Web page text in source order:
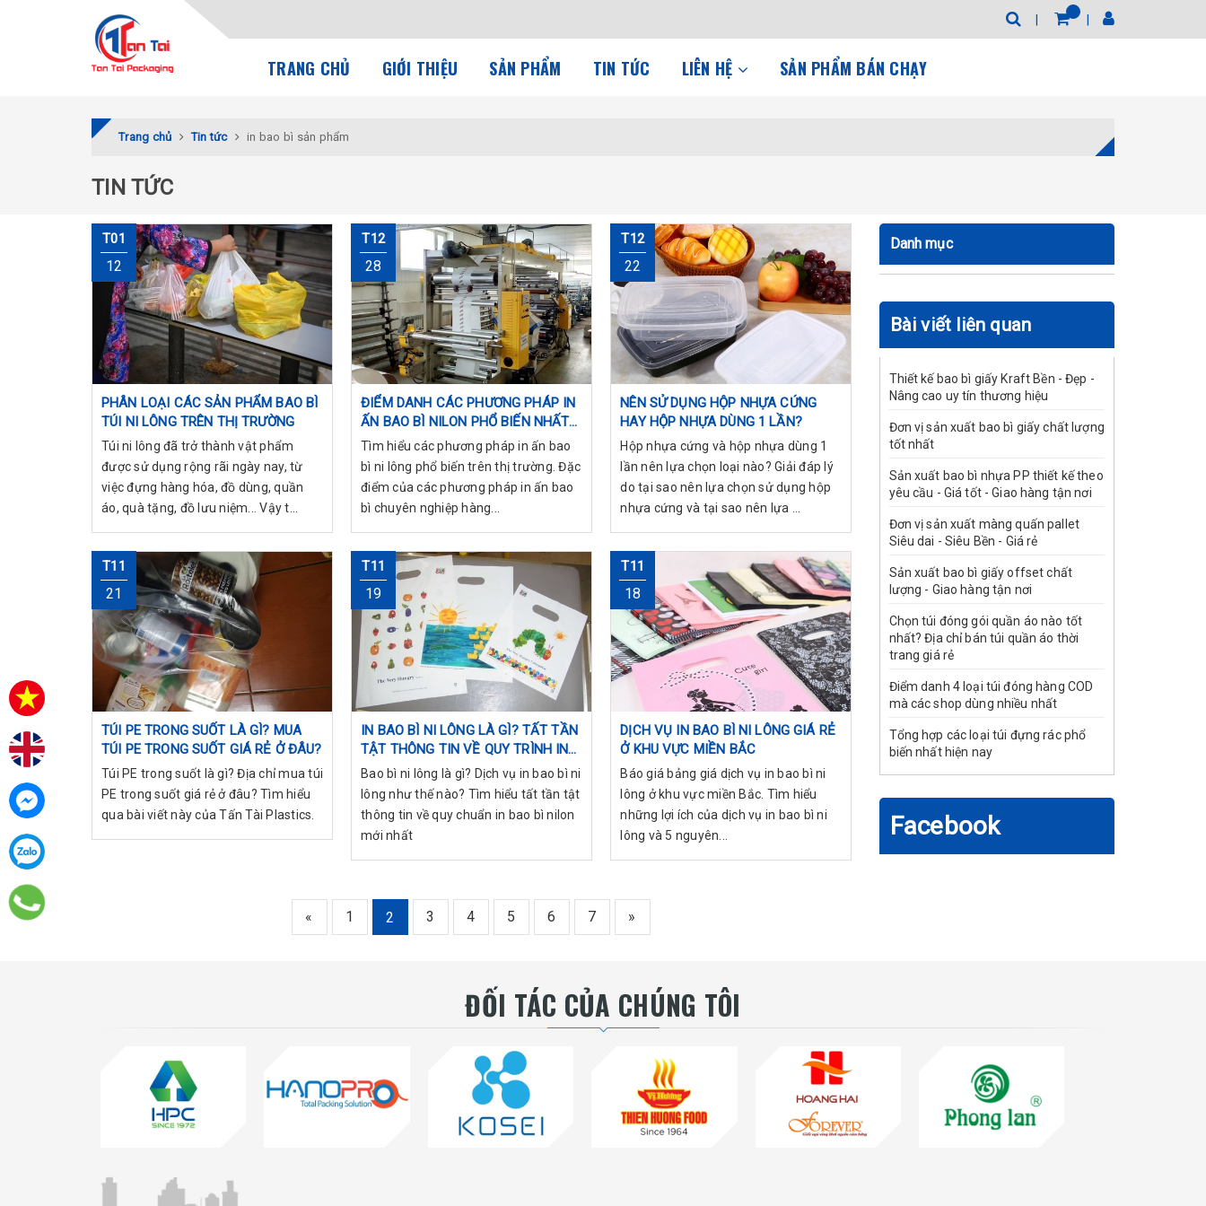
TRANG CHỦ GIỚI THIỆU SẢN PHẨM TIN TỨC LIÊN HỆ SẢN PHẨM BÁN CHẠY
Trang chủ Tin tức in bao bì sản phẩm
TIN TỨC
T01
12
PHÂN LOẠI CÁC SẢN PHẨM BAO BÌ
TÚI NI LÔNG TRÊN THỊ TRƯỜNG
Túi ni lông đã trở thành vật phẩm
được sử dụng rộng rãi ngày nay, từ
việc đựng hàng hóa, đồ dùng, quần
áo, quà tặng, đồ lưu niệm... Vậy t...
T12
28
ĐIỂM DANH CÁC PHƯƠNG PHÁP IN
ẤN BAO BÌ NILON PHỔ BIẾN NHẤT
NGÀY NAY
Tìm hiểu các phương pháp in ấn bao
bì ni lông phổ biến trên thị trường. Đặc
điểm của các phương pháp in ấn bao
bì chuyên nghiệp hàng...
T12
22
NÊN SỬ DỤNG HỘP NHỰA CỨNG
HAY HỘP NHỰA DÙNG 1 LẦN?
Hộp nhựa cứng và hộp nhựa dùng 1
lần nên lựa chọn loại nào? Giải đáp lý
do tại sao nên lựa chọn sử dụng hộp
nhựa cứng và tại sao nên lựa ...
T11
21
TÚI PE TRONG SUỐT LÀ GÌ? MUA
TÚI PE TRONG SUỐT GIÁ RẺ Ở ĐÂU?
Túi PE trong suốt là gì? Địa chỉ mua túi
PE trong suốt giá rẻ ở đâu? Tìm hiểu
qua bài viết này của Tấn Tài Plastics.
T11
19
IN BAO BÌ NI LÔNG LÀ GÌ? TẤT TẦN
TẬT THÔNG TIN VỀ QUY TRÌNH IN
BAO BÌ
Bao bì ni lông là gì? Dịch vụ in bao bì ni
lông như thế nào? Tìm hiểu tất tần tật
thông tin về quy chuẩn in bao bì nilon
mới nhất
T11
18
DỊCH VỤ IN BAO BÌ NI LÔNG GIÁ RẺ
Ở KHU VỰC MIỀN BẮC
Báo giá bảng giá dịch vụ in bao bì ni
lông ở khu vực miền Bắc. Tìm hiểu
những lợi ích của dịch vụ in bao bì ni
lông và 5 nguyên...
« 1 2 3 4 5 6 7 »
Danh mục
Bài viết liên quan
Thiết kế bao bì giấy Kraft Bền - Đẹp -
Nâng cao uy tín thương hiệu
Đơn vị sản xuất bao bì giấy chất lượng
tốt nhất
Sản xuất bao bì nhựa PP thiết kế theo
yêu cầu - Giá tốt - Giao hàng tận nơi
Đơn vị sản xuất màng quấn pallet
Siêu dai - Siêu Bền - Giá rẻ
Sản xuất bao bì giấy offset chất
lượng - Giao hàng tận nơi
Chọn túi đóng gói quần áo nào tốt
nhất? Địa chỉ bán túi quần áo thời
trang giá rẻ
Điểm danh 4 loại túi đóng hàng COD
mà các shop dùng nhiều nhất
Tổng hợp các loại túi đựng rác phổ
biến nhất hiện nay
Facebook
ĐỐI TÁC CỦA CHÚNG TÔI